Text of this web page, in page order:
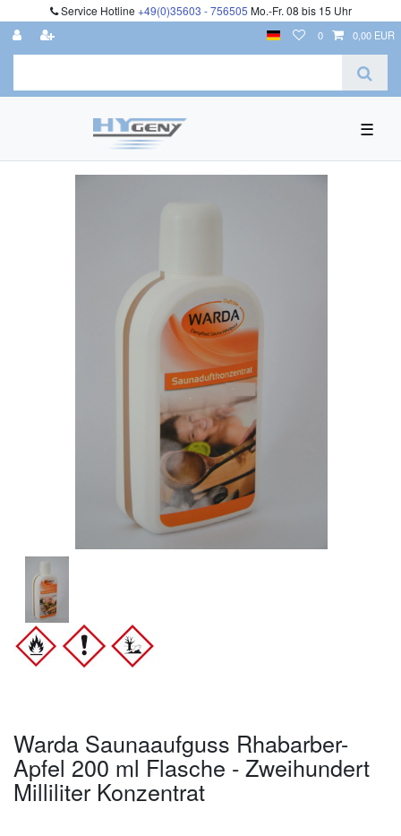
Service Hotline +49(0)35603 - 756505 Mo.-Fr. 08 bis 15 Uhr
0 0,00 EUR
☰
Warda Saunaaufguss Rhabarber-
Apfel 200 ml Flasche - Zweihundert
Milliliter Konzentrat